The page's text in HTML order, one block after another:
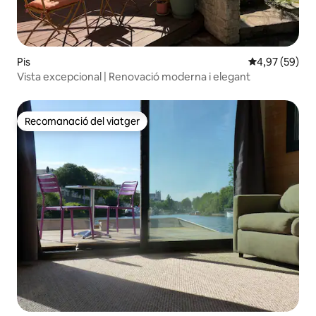
Pis 4,97 de
4,97 (59)
Vista excepcional | Renovació moderna i elegant
Recomanació del viatger
Recomanació del viatger